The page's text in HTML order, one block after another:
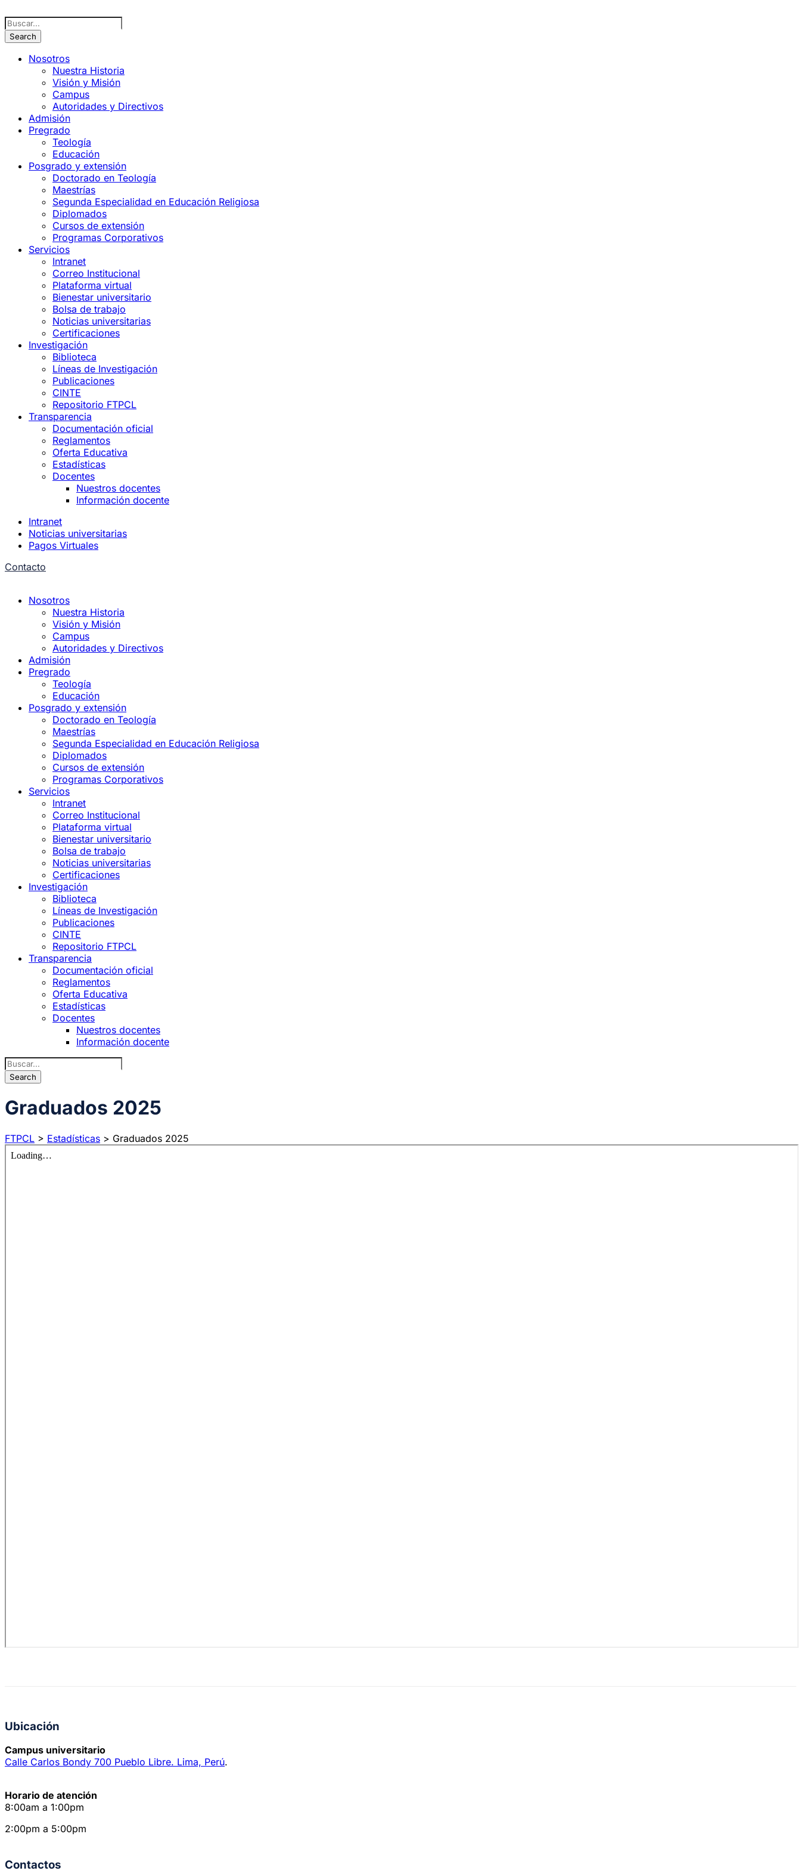
Nosotros
Nuestra Historia
Visión y Misión
Campus
Autoridades y Directivos
Admisión
Pregrado
Teología
Educación
Posgrado y extensión
Doctorado en Teología
Maestrías
Segunda Especialidad en Educación Religiosa
Diplomados
Cursos de extensión
Programas Corporativos
Servicios
Intranet
Correo Institucional
Plataforma virtual
Bienestar universitario
Bolsa de trabajo
Noticias universitarias
Certificaciones
Investigación
Biblioteca
Líneas de Investigación
Publicaciones
CINTE
Repositorio FTPCL
Transparencia
Documentación oficial
Reglamentos
Oferta Educativa
Estadísticas
Docentes
Nuestros docentes
Información docente
Intranet
Noticias universitarias
Pagos Virtuales
Contacto
Nosotros
Nuestra Historia
Visión y Misión
Campus
Autoridades y Directivos
Admisión
Pregrado
Teología
Educación
Posgrado y extensión
Doctorado en Teología
Maestrías
Segunda Especialidad en Educación Religiosa
Diplomados
Cursos de extensión
Programas Corporativos
Servicios
Intranet
Correo Institucional
Plataforma virtual
Bienestar universitario
Bolsa de trabajo
Noticias universitarias
Certificaciones
Investigación
Biblioteca
Líneas de Investigación
Publicaciones
CINTE
Repositorio FTPCL
Transparencia
Documentación oficial
Reglamentos
Oferta Educativa
Estadísticas
Docentes
Nuestros docentes
Información docente
Graduados 2025
FTPCL > Estadísticas > Graduados 2025
Ubicación
Campus universitario
Calle Carlos Bondy 700 Pueblo Libre. Lima, Perú.
Horario de atención
8:00am a 1:00pm
2:00pm a 5:00pm
Contactos